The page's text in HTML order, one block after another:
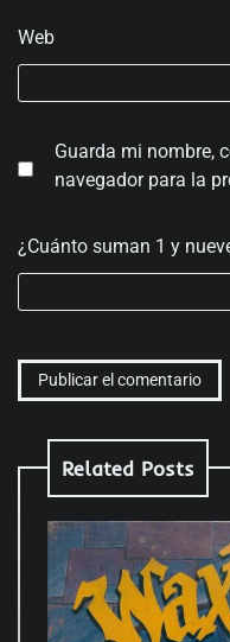
Web
Guarda mi nombre,
navegador para la
¿Cuánto suman 1 y
Related Posts